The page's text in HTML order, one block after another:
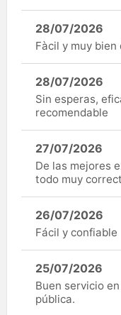
28/07/2026
Fàcil y muy bien
28/07/2026
Sin esperas,
recomendable
27/07/2026
De las mejores
todo muy
26/07/2026
Fácil y confiable
25/07/2026
Buen servicio
pública.